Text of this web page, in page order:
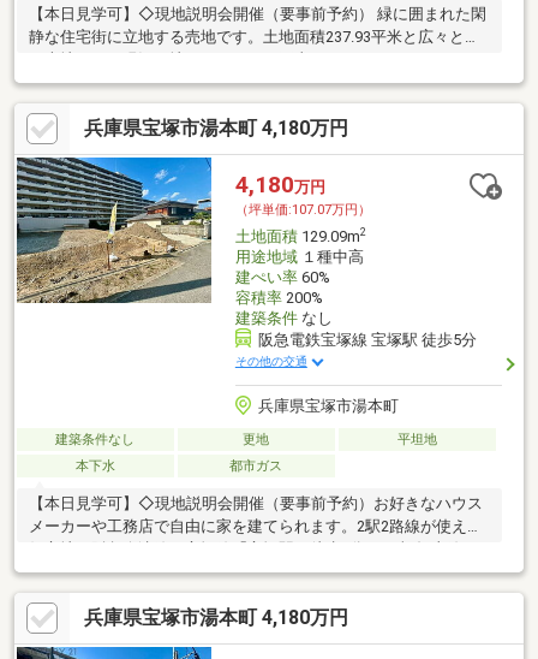
【本日見学可】◇現地説明会開催（要事前予約） 緑に囲まれた閑
静な住宅街に立地する売地です。土地面積237.93平米と広々とし
兵庫県宝塚市湯本町 4,180万円
4,180万円
（坪単価:107.07万円）
土地面積129.09m2
用途地域１種中高
建ぺい率60%
容積率200%
建築条件なし
阪急電鉄宝塚線 宝塚駅 徒歩5分
その他の交通
兵庫県宝塚市湯本町
建築条件なし 更地
平坦地
本下水
都市ガス
【本日見学可】◇現地説明会開催（要事前予約）お好きなハウス
メーカーや工務店で自由に家を建てられます。2駅2路線が使える
「宝塚駅」徒歩6分）
兵庫県宝塚市湯本町 4,180万円